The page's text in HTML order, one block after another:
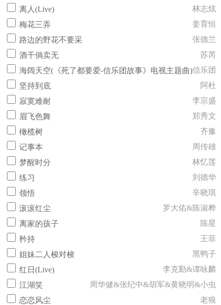
离人(Live)
林志炫
梅花三弄
姜育恒
路边的野花不要采
张德兰
酒干倘卖无
苏芮
海阔天空(《死了都要爱-信乐团故事》电视主题曲)信乐团
坚持到底
阿杜
寂寞难耐
李宗盛
眉飞色舞
郑秀文
橄榄树
齐豫
记事本
周传雄
梦醒时分
林忆莲
练习
刘德华
领悟
辛晓琪
滚滚红尘
罗大佑&陈淑桦
离家的孩子
陈星
矜持
王菲
姐妹二人梭对梭
黑鸭子
红日(Live)
李克勤&谭咏麟
江湖笑
周华健&张纪中&胡军&黄晓明&小虫
恋恋风尘
老狼